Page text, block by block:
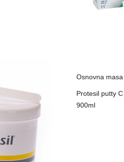
Osnovna
Protesil putty
900ml